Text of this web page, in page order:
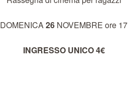
DOMENICA26 NOVEMBRE ore 17
INGRESSO UNICO 4€